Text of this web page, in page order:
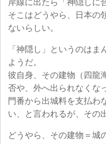
岸線に出たら「神隠しに
そこはどうやら、日本の
ないらしい。
「神隠し」というのは
ようだ。
彼自身、その建物（四龍
否や、外へ出られなくな
門番から出城料を支払わ
い、と言われるが、その
どうやら、その建物＝城